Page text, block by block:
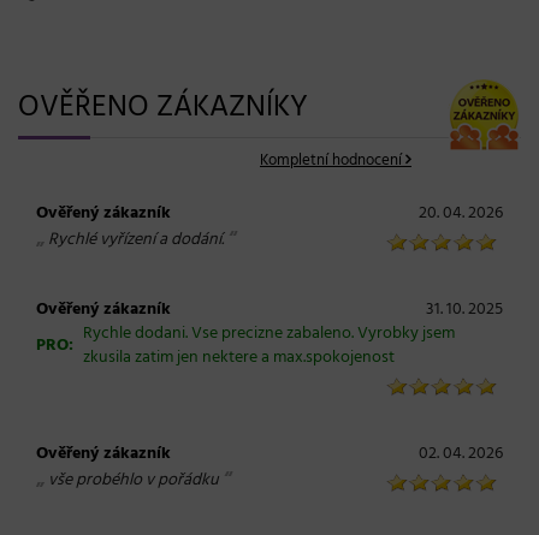
OVĚŘENO ZÁKAZNÍKY
Kompletní hodnocení
Ověřený zákazník 20. 04. 2026
„ Rychlé vyřízení a dodání.“
Ověřený zákazník
31. 10. 2025
PRO: Rychle dodani. Vse precizne zabaleno. Vyrobky jsem
zkusila zatim jen nektere a max.spokojenost
Ověřený zákazník 02. 04. 2026
„ vše probéhlo v pořádku “